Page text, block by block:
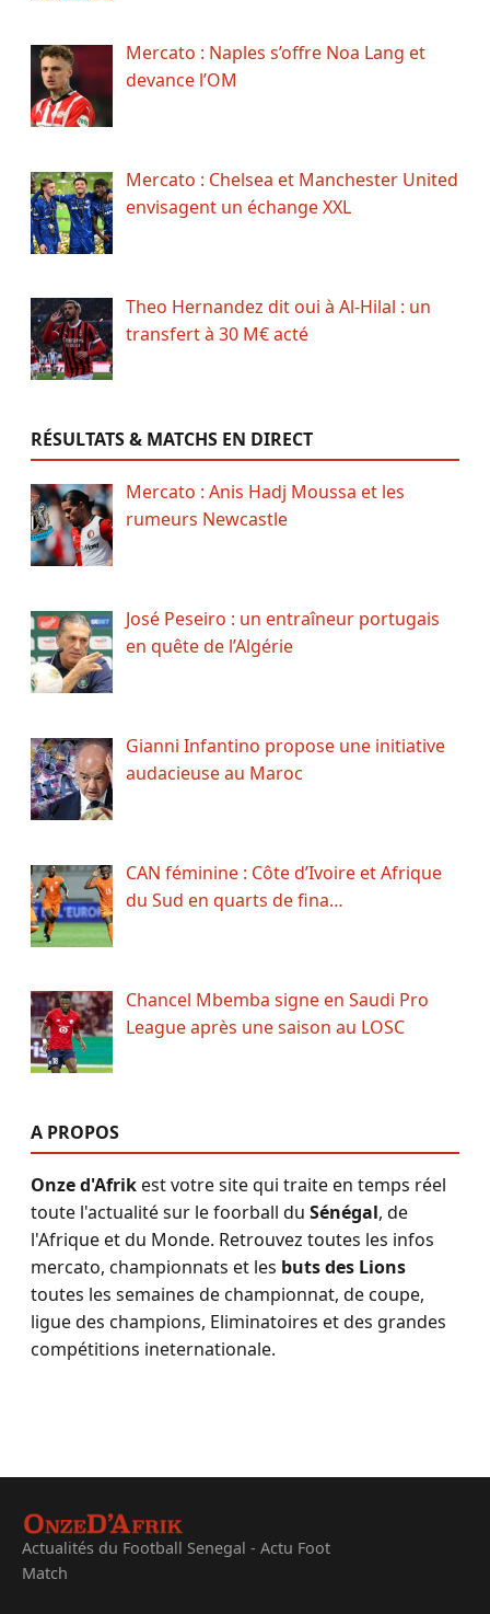
Mercato : Naples s’offre Noa Lang et
devance l’OM
Mercato : Chelsea et Manchester United
envisagent un échange XXL
Theo Hernandez dit oui à Al-Hilal : un
transfert à 30 M€ acté
RÉSULTATS & MATCHS EN DIRECT
Mercato : Anis Hadj Moussa et les
rumeurs Newcastle
José Peseiro : un entraîneur portugais
en quête de l’Algérie
Gianni Infantino propose une initiative
audacieuse au Maroc
CAN féminine : Côte d’Ivoire et Afrique
du Sud en quarts de fina…
Chancel Mbemba signe en Saudi Pro
League après une saison au LOSC
A PROPOS
Onze d'Afrikest votre site qui traite en temps réel
toute l'actualité sur le foorball du Sénégal, de
l'Afrique et du Monde. Retrouvez toutes les infos
mercato, championnats et les buts des Lions
toutes les semaines de championnat, de coupe,
ligue des champions, Eliminatoires et des grandes
compétitions ineternationale.
Actualités du Football Senegal - Actu Foot
Match